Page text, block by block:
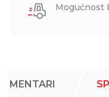
Mogućnost